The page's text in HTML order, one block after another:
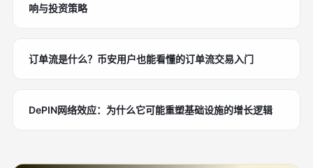
响与投资策略
订单流是什么？币安用户也能看懂的订单流交易入门
DePIN网络效应：为什么它可能重塑基础设施的增长逻辑